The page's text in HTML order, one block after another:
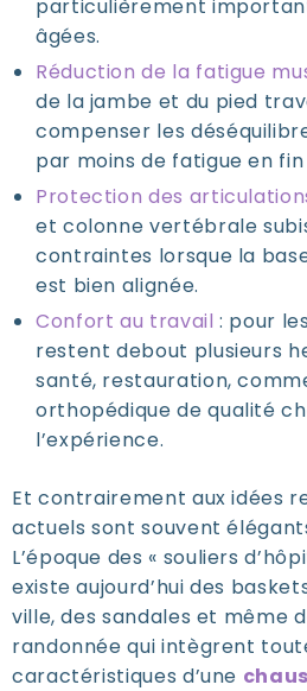
particulièrement
âgées.
Réduction de la fatigue
de la jambe et du pied
compenser les
par moins de fatigue en fin
Protection des
et colonne vertébrale
contraintes lorsque la
est bien alignée.
Confort au travail : pour
restent debout plusieurs
santé, restauration,
orthopédique de qualité
l’expérience.
Et contrairement aux idées
actuels sont souvent
L’époque des « souliers
existe aujourd’hui des
ville, des sandales et même
randonnée qui intègrent
caractéristiques d’une